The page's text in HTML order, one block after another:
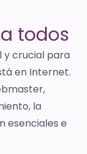
todos
y crucial para
en Internet.
la
esenciales e